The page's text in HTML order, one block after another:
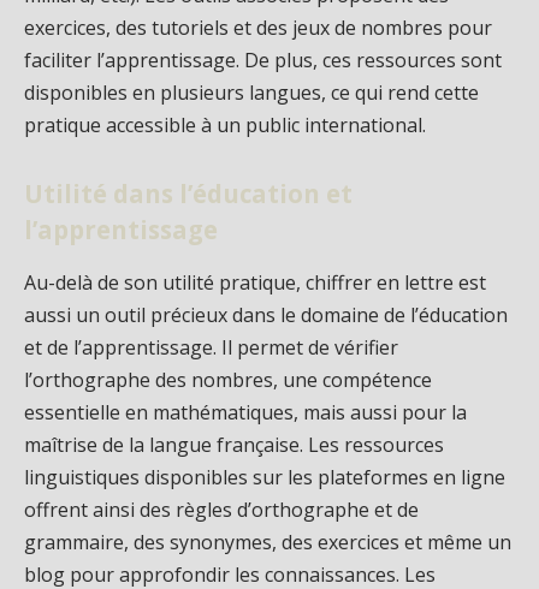
exercices, des tutoriels et des jeux de nombres pour
faciliter l’apprentissage. De plus, ces ressources sont
disponibles en plusieurs langues, ce qui rend cette
pratique accessible à un public international.
Utilité dans l’éducation et
l’apprentissage
Au-delà de son utilité pratique, chiffrer en lettre est
aussi un outil précieux dans le domaine de l’éducation
et de l’apprentissage. Il permet de vérifier
l’orthographe des nombres, une compétence
essentielle en mathématiques, mais aussi pour la
maîtrise de la langue française. Les ressources
linguistiques disponibles sur les plateformes en ligne
offrent ainsi des règles d’orthographe et de
grammaire, des synonymes, des exercices et même un
blog pour approfondir les connaissances. Les